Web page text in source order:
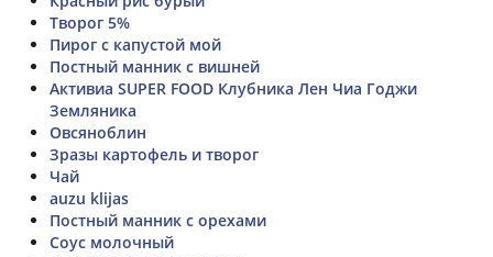
Творог 5%
Пирог с капустой мой
Постный манник с вишней
Активиа SUPER FOOD Клубника Лен Чиа Годжи
Земляника
Овсяноблин
Зразы картофель и творог
Чай
auzu klijas
Постный манник с орехами
Соус молочный